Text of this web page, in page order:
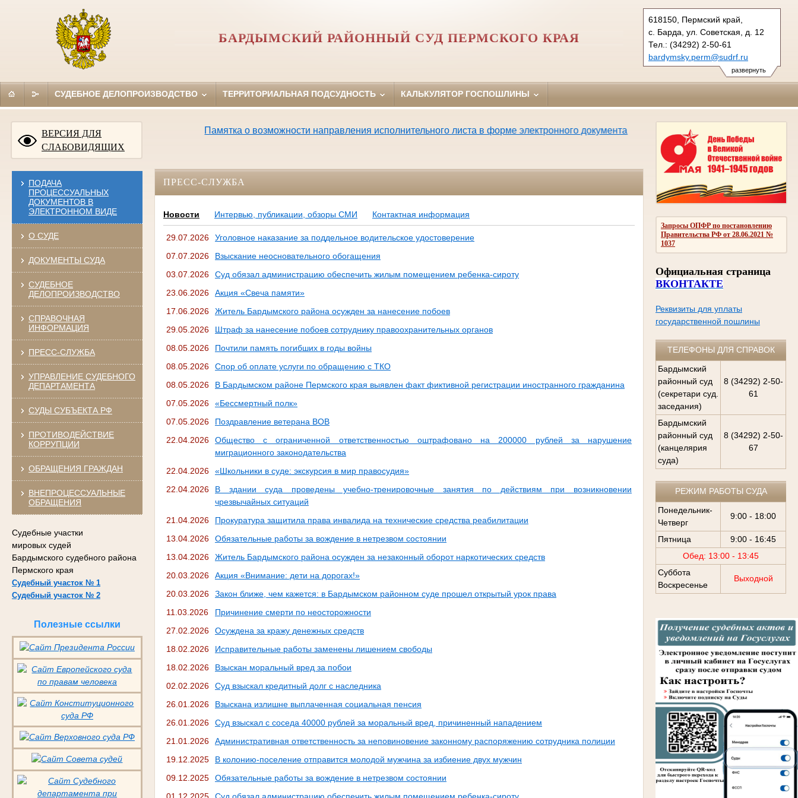
развернуть
618150, Пермский край,
с. Барда, ул. Советская, д. 12
Тел.: (34292) 2-50-61
bardymsky.perm@sudrf.ru
БАРДЫМСКИЙ РАЙОННЫЙ СУД ПЕРМСКОГО КРАЯ
СУДЕБНОЕ ДЕЛОПРОИЗВОДСТВО ТЕРРИТОРИАЛЬНАЯ ПОДСУДНОСТЬ КАЛЬКУЛЯТОР ГОСПОШЛИНЫ
ВЕРСИЯ ДЛЯ
СЛАБОВИДЯЩИХ
ПОДАЧА
ПРОЦЕССУАЛЬНЫХ
ДОКУМЕНТОВ В
ЭЛЕКТРОННОМ ВИДЕ
О СУДЕ
ДОКУМЕНТЫ СУДА
СУДЕБНОЕ
ДЕЛОПРОИЗВОДСТВО
СПРАВОЧНАЯ
ИНФОРМАЦИЯ
ПРЕСС-СЛУЖБА
УПРАВЛЕНИЕ СУДЕБНОГО
ДЕПАРТАМЕНТА
СУДЫ СУБЪЕКТА РФ
ПРОТИВОДЕЙСТВИЕ
КОРРУПЦИИ
ОБРАЩЕНИЯ ГРАЖДАН
ВНЕПРОЦЕССУАЛЬНЫЕ
ОБРАЩЕНИЯ
Судебные участки
мировых судей
Бардымского судебного района
Пермского края
Судебный участок № 1
Судебный участок № 2
Полезные ссылки
Запросы ОПФР по постановлению
Правительства РФ от 28.06.2021 №
1037
Официальная страница
ВКОНТАКТЕ
Реквизиты для уплаты
государственной пошлины
ТЕЛЕФОНЫ ДЛЯ СПРАВОК
Бардымский
районный суд
(секретари суд.
заседания)
8 (34292) 2-50-
61
Бардымский
районный суд
(канцелярия
суда)
8 (34292) 2-50-
67
РЕЖИМ РАБОТЫ СУДА
Понедельник-
Четверг
9:00 - 18:00
Пятница
9:00 - 16:45
Обед: 13:00 - 13:45
Суббота
Воскресенье
Выходной
Памятка о возможности направления исполнительного листа в форме электронного документа
ПРЕСС-СЛУЖБА
Новости Интервью, публикации, обзоры СМИ Контактная информация
29.07.2026
Уголовное наказание за поддельное водительское удостоверение
07.07.2026
Взыскание неосновательного обогащения
03.07.2026
Суд обязал администрацию обеспечить жилым помещением ребенка-сироту
23.06.2026
Акция «Свеча памяти»
17.06.2026
Житель Бардымского района осужден за нанесение побоев
29.05.2026
Штраф за нанесение побоев сотруднику правоохранительных органов
08.05.2026
Почтили память погибших в годы войны
08.05.2026
Спор об оплате услуги по обращению с ТКО
08.05.2026
В Бардымском районе Пермского края выявлен факт фиктивной регистрации иностранного гражданина
07.05.2026
«Бессмертный полк»
07.05.2026
Поздравление ветерана ВОВ
22.04.2026
Общество с ограниченной ответственностью оштрафовано на 200000 рублей за нарушение
миграционного законодательства
22.04.2026
«Школьники в суде: экскурсия в мир правосудия»
22.04.2026
В здании суда проведены учебно-тренировочные занятия по действиям при возникновении
чрезвычайных ситуаций
21.04.2026
Прокуратура защитила права инвалида на технические средства реабилитации
13.04.2026
Обязательные работы за вождение в нетрезвом состоянии
13.04.2026
Житель Бардымского района осужден за незаконный оборот наркотических средств
20.03.2026
Акция «Внимание: дети на дорогах!»
20.03.2026
Закон ближе, чем кажется: в Бардымском районном суде прошел открытый урок права
11.03.2026
Причинение смерти по неосторожности
27.02.2026
Осуждена за кражу денежных средств
18.02.2026
Исправительные работы заменены лишением свободы
18.02.2026
Взыскан моральный вред за побои
02.02.2026
Суд взыскал кредитный долг с наследника
26.01.2026
Взыскана излишне выплаченная социальная пенсия
26.01.2026
Суд взыскал с соседа 40000 рублей за моральный вред, причиненный нападением
21.01.2026
Административная ответственность за неповиновение законному распоряжению сотрудника полиции
19.12.2025
В колонию-поселение отправится молодой мужчина за избиение двух мужчин
09.12.2025
Обязательные работы за вождение в нетрезвом состоянии